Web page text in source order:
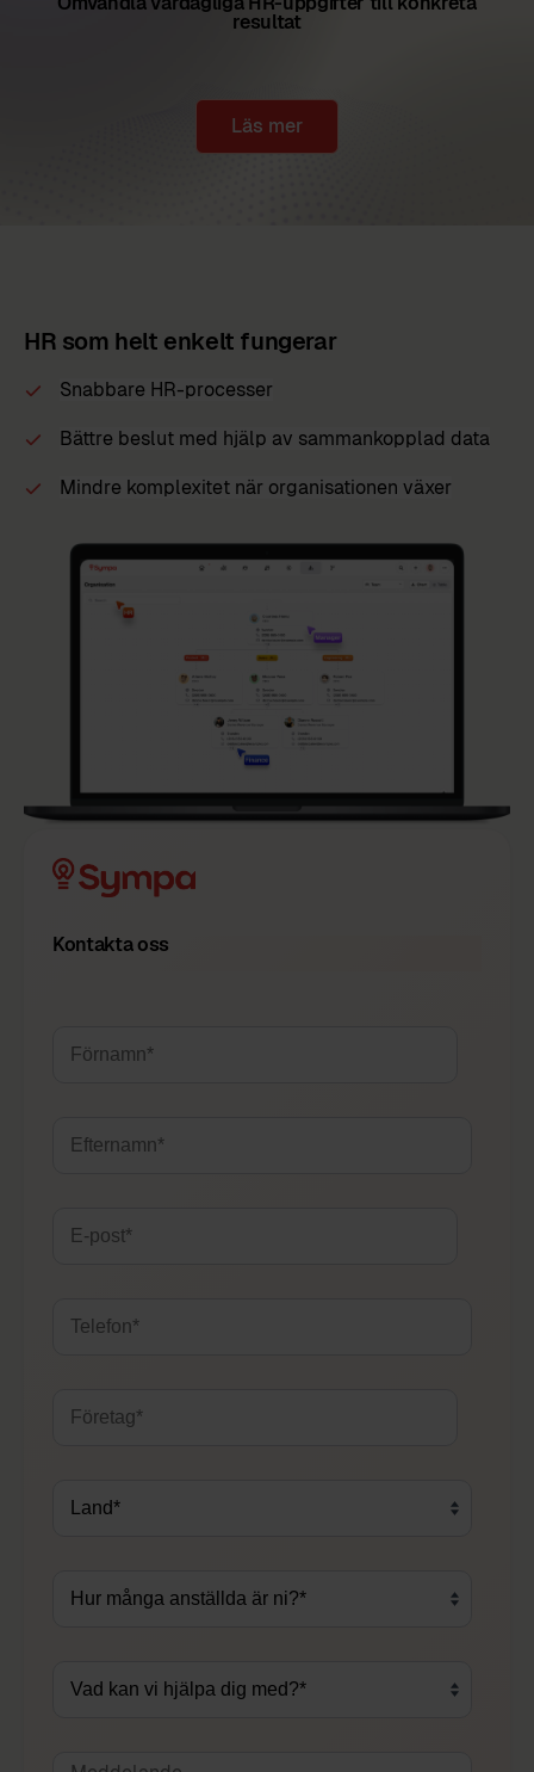
resultat
Läs mer
HR som helt enkelt fungerar
Snabbare HR-processer
Bättre beslut med hjälp av sammankopplad data
Mindre komplexitet när organisationen växer
Kontakta oss